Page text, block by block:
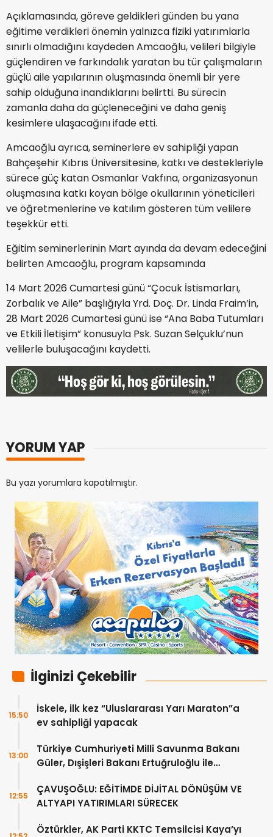
Açıklamasında, göreve geldikleri günden bu yana
eğitime verdikleri önemin yalnızca fiziki yatırımlarla
sınırlı olmadığını kaydeden Amcaoğlu, velileri bilgiyle
güçlendiren ve farkındalık yaratan bu tür çalışmaların
güçlü aile yapılarının oluşmasında önemli bir yere
sahip olduğuna inandıklarını belirtti. Bu sürecin
zamanla daha da güçleneceğini ve daha geniş
kesimlere ulaşacağını ifade etti.
Amcaoğlu ayrıca, seminerlere ev sahipliği yapan
Bahçeşehir Kıbrıs Üniversitesine, katkı ve destekleriyle
sürece güç katan Osmanlar Vakfına, organizasyonun
oluşmasına katkı koyan bölge okullarının yöneticileri
ve öğretmenlerine ve katılım gösteren tüm velilere
teşekkür etti.
Eğitim seminerlerinin Mart ayında da devam edeceğini
belirten Amcaoğlu, program kapsamında
14 Mart 2026 Cumartesi günü “Çocuk İstismarları,
Zorbalık ve Aile” başlığıyla Yrd. Doç. Dr. Linda Fraim’in,
28 Mart 2026 Cumartesi günü ise “Ana Baba Tutumları
ve Etkili İletişim” konusuyla Psk. Suzan Selçuklu’nun
velilerle buluşacağını kaydetti.
YORUM YAP
Bu yazı yorumlara kapatılmıştır.
İlginizi Çekebilir
İskele, ilk kez “Uluslararası Yarı Maraton”a
ev sahipliği yapacak
15:50
Türkiye Cumhuriyeti Milli Savunma Bakanı
Güler, Dışişleri Bakanı Ertuğruloğlu ile
13:00
ÇAVUŞOĞLU: EĞİTİMDE DİJİTAL DÖNÜŞÜM VE
ALTYAPI YATIRIMLARI SÜRECEK
12:55
Öztürkler, AK Parti KKTC Temsilcisi Kaya’yı